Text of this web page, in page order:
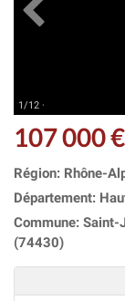
1/12 ·
107 000 €
Région: Rhône-
Département:
Commune: Saint-
(74430)